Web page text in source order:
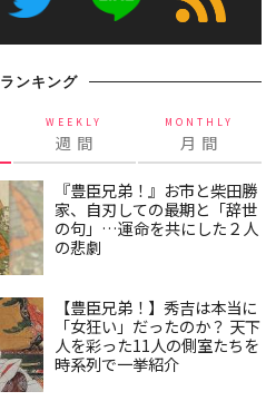
ランキング
WEEKLY
週 間
MONTHLY
月 間
『豊臣兄弟！』お市と柴田勝
家、自刃しての最期と「辞世
の句」…運命を共にした２人
の悲劇
【豊臣兄弟！】秀吉は本当に
「女狂い」だったのか？ 天下
人を彩った11人の側室たちを
時系列で一挙紹介